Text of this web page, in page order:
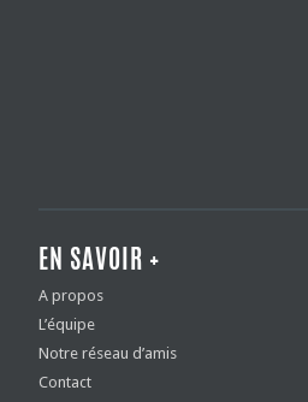
EN SAVOIR +
A propos
L’équipe
Notre réseau d’amis
Contact